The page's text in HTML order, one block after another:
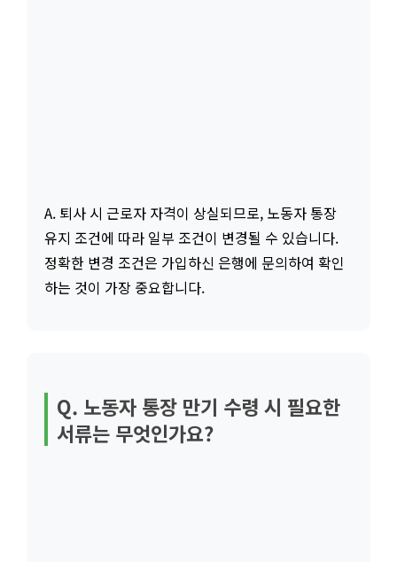
A. 퇴사 시 근로자 자격이 상실되므로, 노동자 통장
유지 조건에 따라 일부 조건이 변경될 수 있습니다.
정확한 변경 조건은 가입하신 은행에 문의하여 확인
하는 것이 가장 중요합니다.
Q. 노동자 통장 만기 수령 시 필요한
서류는 무엇인가요?